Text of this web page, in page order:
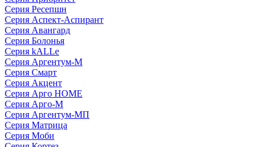
Серия Ресепшн
Серия Аспект-Аспирант
Серия Авангард
Серия Болонья
Серия kALLe
Серия Аргентум-М
Серия Смарт
Серия Акцент
Серия Арго HOME
Серия Арго-М
Серия Аргентум-МП
Серия Матрица
Серия Моби